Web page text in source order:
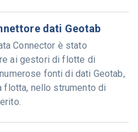
dati Geotab
Connector è stato
ai gestori di flotte di
fonti di dati Geotab,
flotta, nello strumento di